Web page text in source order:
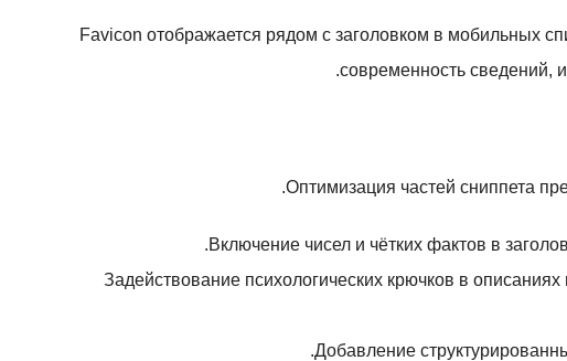
Favicon отображается рядом с заголовком в мобильных
современность сведений,
Оптимизация частей сниппета
Включение чисел и чётких фактов в
Задействование психологических крючков в
Добавление